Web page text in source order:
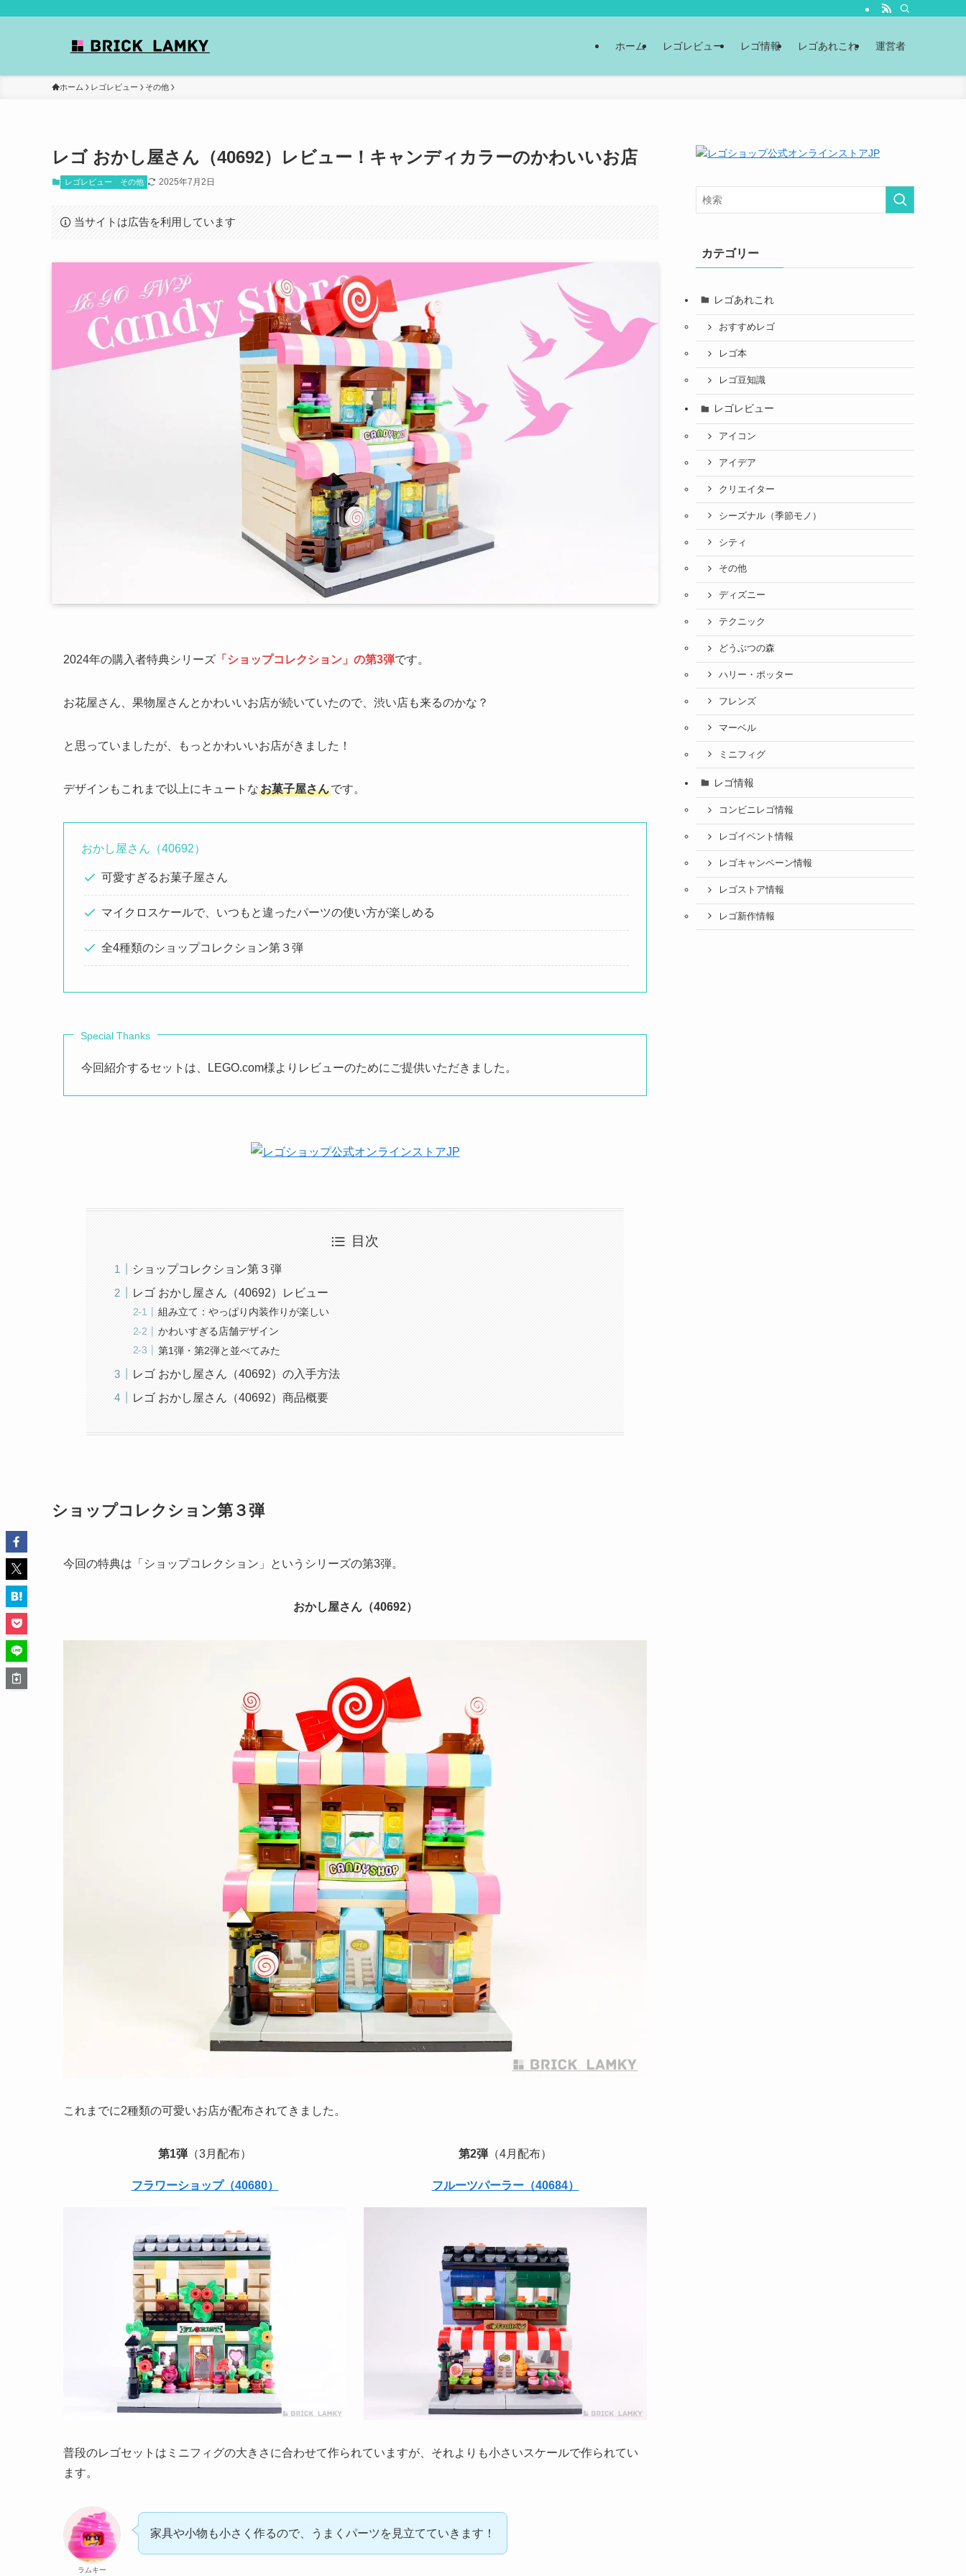
ホーム レゴレビュー レゴ情報 レゴあれこれ 運営者
ホーム レゴレビュー その他
レゴ おかし屋さん（40692）レビュー！キャンディカラーのかわいいお店
レゴレビュー その他 2025年7月2日
当サイトは広告を利用しています
2024年の購入者特典シリーズ 「ショップコレクション」の第3弾です。
お花屋さん、果物屋さんとかわいいお店が続いていたので、渋い店も来るのかな？
と思っていましたが、もっとかわいいお店がきました！
デザインもこれまで以上にキュートなお菓子屋さんです。
おかし屋さん（40692）
可愛すぎるお菓子屋さん
マイクロスケールで、いつもと違ったパーツの使い方が楽しめる
全4種類のショップコレクション第３弾
Special Thanks
今回紹介するセットは、LEGO.com様よりレビューのためにご提供いただきました。
目次
ショップコレクション第３弾
レゴ おかし屋さん（40692）レビュー
組み立て：やっぱり内装作りが楽しい
かわいすぎる店舗デザイン
第1弾・第2弾と並べてみた
レゴ おかし屋さん（40692）の入手方法
レゴ おかし屋さん（40692）商品概要
ショップコレクション第３弾
今回の特典は「ショップコレクション」というシリーズの第3弾。
おかし屋さん（40692）
これまでに2種類の可愛いお店が配布されてきました。
第1弾 （3月配布）
フラワーショップ（40680）
第2弾 （4月配布）
フルーツパーラー（40684）
普段のレゴセットはミニフィグの大きさに合わせて作られていますが、それよりも小さいスケールで作られてい
ます。
ラムキー
家具や小物も小さく作るので、うまくパーツを見立てていきます！
カテゴリー
レゴあれこれ
おすすめレゴ
レゴ本
レゴ豆知識
レゴレビュー
アイコン
アイデア
クリエイター
シーズナル（季節モノ）
シティ
その他
ディズニー
テクニック
どうぶつの森
ハリー・ポッター
フレンズ
マーベル
ミニフィグ
レゴ情報
コンビニレゴ情報
レゴイベント情報
レゴキャンペーン情報
レゴストア情報
レゴ新作情報